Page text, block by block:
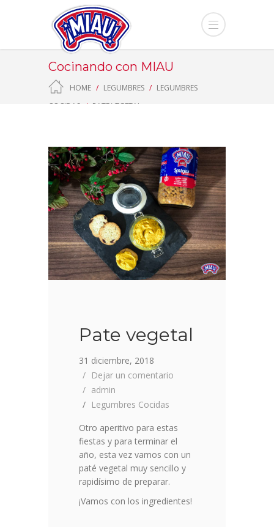
Cocinando con MIAU
HOME LEGUMBRES
LEGUMBRES
COCIDAS
PATE VEGETAL
Pate vegetal
31 diciembre, 2018
Dejar un comentario
admin
Legumbres Cocidas
Otro aperitivo para estas
fiestas y para terminar el
año, esta vez vamos con un
paté vegetal muy sencillo y
rapidísimo de preparar.
¡Vamos con los ingredientes!